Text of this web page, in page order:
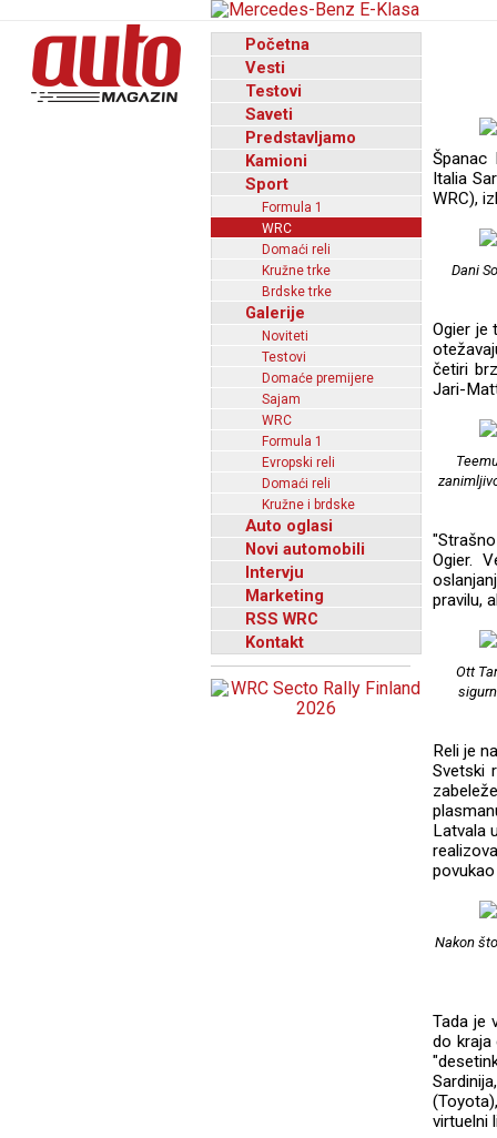
Početna
Vesti
Testovi
Saveti
Predstavljamo
Kamioni
Sport
Formula 1
WRC
Domaći reli
Kružne trke
Brdske trke
Galerije
Noviteti
Testovi
Domaće premijere
Sajam
WRC
Formula 1
Evropski reli
Domaći reli
Kružne i brdske
Auto oglasi
Novi automobili
Intervju
Marketing
RSS WRC
Kontakt
Španac
Italia
WRC),
Dani
Ogier je
četiri
Jari-
Ogier.
pravilu,
Ott
Reli je
Svetski
Latvala
Nakon
Tada je
do kraja
virtuelni